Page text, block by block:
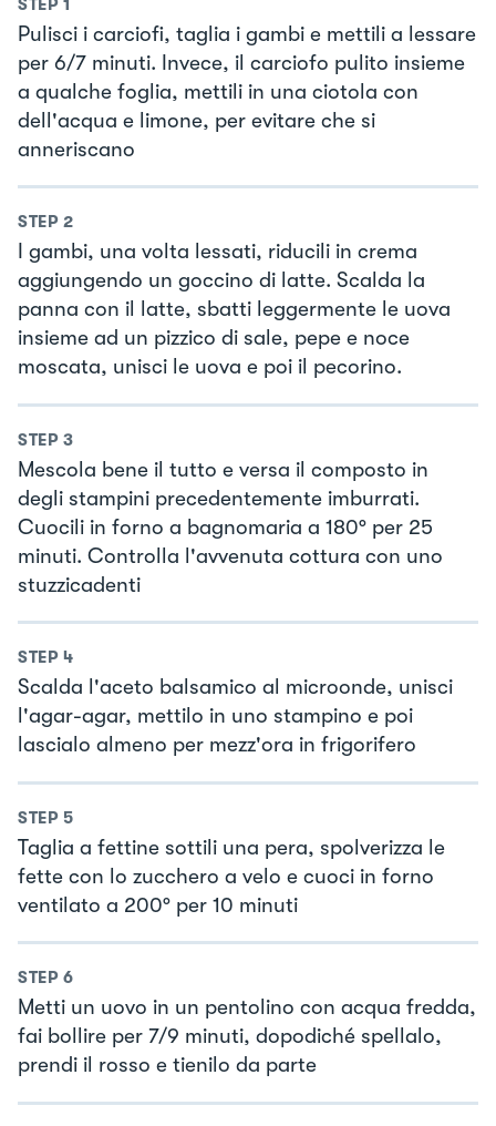
STEP 1
Pulisci i carciofi, taglia i gambi e mettili a lessare
per 6/7 minuti. Invece, il carciofo pulito insieme
a qualche foglia, mettili in una ciotola con
dell'acqua e limone, per evitare che si
anneriscano
STEP 2
I gambi, una volta lessati, riducili in crema
aggiungendo un goccino di latte. Scalda la
panna con il latte, sbatti leggermente le uova
insieme ad un pizzico di sale, pepe e noce
moscata, unisci le uova e poi il pecorino.
STEP 3
Mescola bene il tutto e versa il composto in
degli stampini precedentemente imburrati.
Cuocili in forno a bagnomaria a 180° per 25
minuti. Controlla l'avvenuta cottura con uno
stuzzicadenti
STEP 4
Scalda l'aceto balsamico al microonde, unisci
l'agar-agar, mettilo in uno stampino e poi
lascialo almeno per mezz'ora in frigorifero
STEP 5
Taglia a fettine sottili una pera, spolverizza le
fette con lo zucchero a velo e cuoci in forno
ventilato a 200° per 10 minuti
STEP 6
Metti un uovo in un pentolino con acqua fredda,
fai bollire per 7/9 minuti, dopodiché spellalo,
prendi il rosso e tienilo da parte